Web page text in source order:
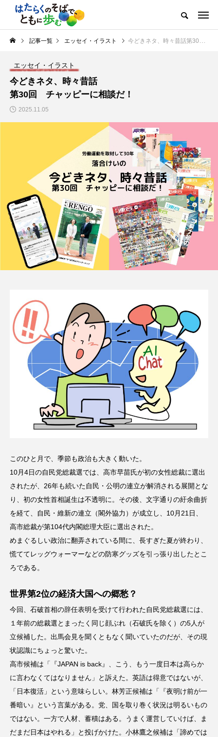
記事一覧 エッセイ・イラスト 今どきネタ、時々昔話第30回 チャッピーに相談だ！
エッセイ・イラスト
今どきネタ、時々昔話
第30回 チャッピーに相談だ！
2025.11.05
このひと月で、季節も政治も大きく動いた。
10月4日の自民党総裁選では、高市早苗氏が初の女性総裁に選出
されたが、26年も続いた自民・公明の連立が解消される展開とな
り、初の女性首相誕生は不透明に。その後、文字通りの紆余曲折
を経て、自民・維新の連立（閣外協力）が成立し、10月21日、
高市総裁が第104代内閣総理大臣に選出された。
めまぐるしい政治に翻弄されている間に、長すぎた夏が終わり、
慌ててレッグウォーマーなどの防寒グッズを引っ張り出したとこ
ろである。
世界第2位の経済大国への郷愁？
今回、石破首相の辞任表明を受けて行われた自民党総裁選には、
１年前の総裁選とまったく同じ顔ぶれ（石破氏を除く）の5人が
立候補した。出馬会見を聞くともなく聞いていたのだが、その現
状認識にちょっと驚いた。
高市候補は「『JAPAN is back』、こう、もう一度日本は高らか
に言わなくてはなりません」と訴えた。英語は得意ではないが、
「日本復活」という意味らしい。林芳正候補は「『夜明け前が一
番暗い』という言葉がある。党、国を取り巻く状況は明るいもの
ではない。一方で人材、蓄積はある。うまく運営していけば、ま
だまだ日本はやれる」と投げかけた。小林鷹之候補は「諦めでは